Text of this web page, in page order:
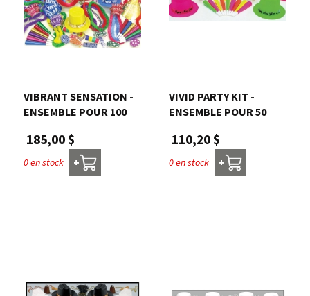
VIBRANT SENSATION -
ENSEMBLE POUR 100
185,00 $
0 en stock +
VIVID PARTY KIT -
ENSEMBLE POUR 50
110,20 $
0 en stock +